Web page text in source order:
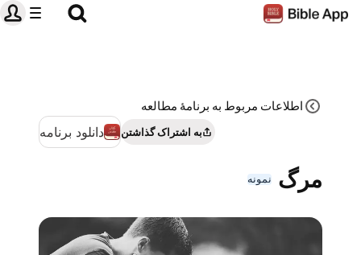
اطلاعات مربوط به برنامۀ مطالعه
به اشتراک گذاشتن دانلود برنامه
مرگ نمونه